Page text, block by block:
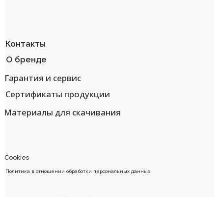
Политика в отношении обработки персональных данных
Контакты
Гарантия и сервис
Материалы для скачивания
Сертификаты продукции
О бренде
Cookies